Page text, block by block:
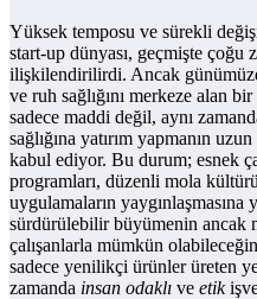
Yüksek temposu ve sürekli
start-up dünyası, geçmişte çoğu
ilişkilendirilirdi. Ancak
ve ruh sağlığını merkeze alan
sadece maddi değil, aynı
sağlığına yatırım yapmanın
kabul ediyor. Bu durum; esnek
programları, düzenli mola
uygulamaların yaygınlaşmasına
sürdürülebilir büyümenin ancak
çalışanlarla mümkün
sadece yenilikçi ürünler üreten
zamanda insan odaklı ve etik